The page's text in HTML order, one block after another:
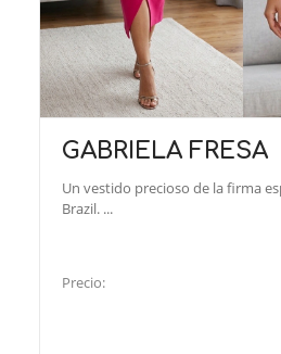
GABRIELA FRESA
Un vestido precioso de la firma
Brazil. ...
Precio: